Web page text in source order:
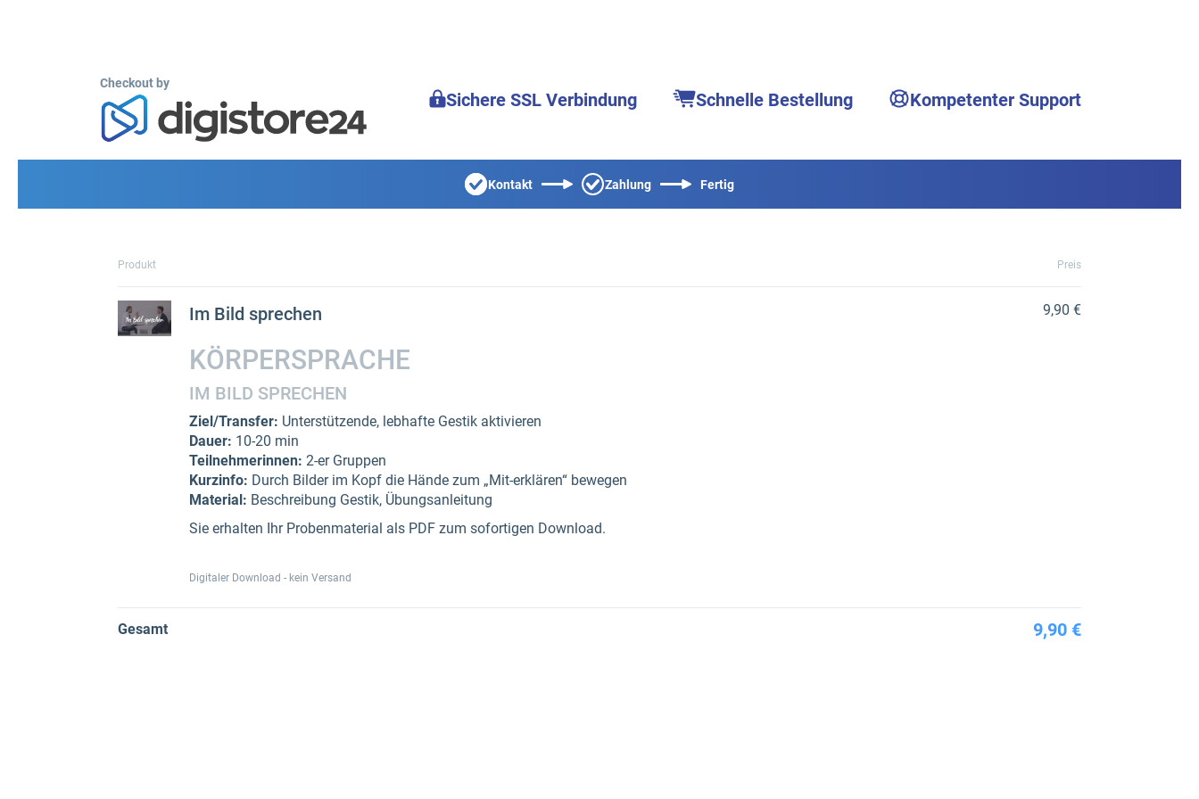
Checkout by
Sichere SSL Verbindung Schnelle Bestellung Kompetenter Support
Kontakt Zahlung Fertig
Produkt Preis
Im Bild sprechen
KÖRPERSPRACHE
IM BILD SPRECHEN
Ziel/Transfer: Unterstützende, lebhafte Gestik aktivieren
Dauer: 10-20 min
Teilnehmerinnen: 2-er Gruppen
Kurzinfo: Durch Bilder im Kopf die Hände zum „Mit-erklären“ bewegen
Material: Beschreibung Gestik, Übungsanleitung
Sie erhalten Ihr Probenmaterial als PDF zum sofortigen Download.
Digitaler Download - kein Versand
9,90 €
Gesamt 9,90 €